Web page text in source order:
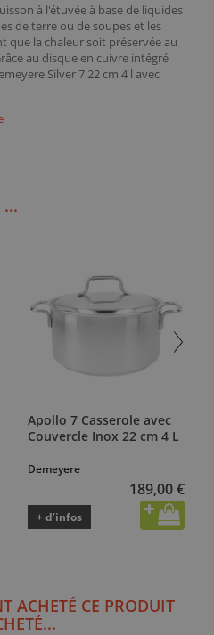
à l'étuvée à base de liquides
de terre ou de soupes et les
que la chaleur soit préservée au
au disque en cuivre intégré
Silver 7 22 cm 4 l avec
...
Apollo 7 Casserole avec
Couvercle Inox 22 cm 4 L
Demeyere
189,00 €
+ d’infos
ACHETÉ CE PRODUIT